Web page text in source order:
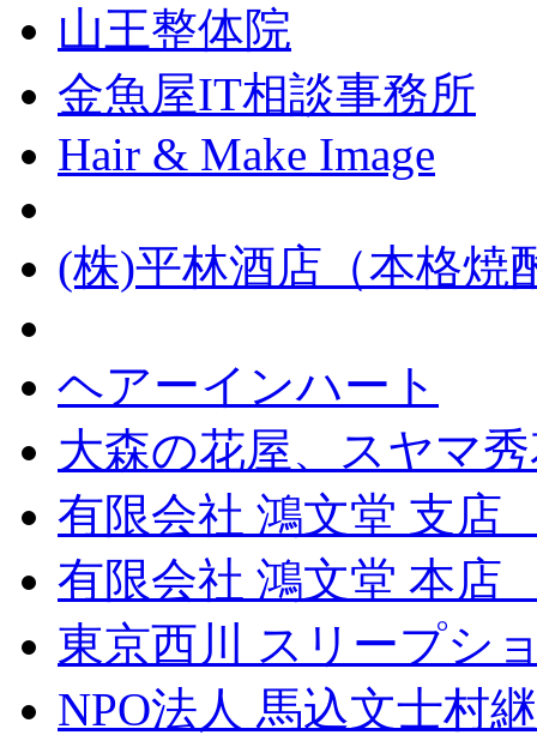
山王整体院
金魚屋IT相談事務所
Hair & Make Image
(株)平林酒店（本格焼
ヘアーインハート
大森の花屋、スヤマ
有限会社 鴻文堂 支店
有限会社 鴻文堂 本
東京西川 スリープシ
NPO法人 馬込文士村